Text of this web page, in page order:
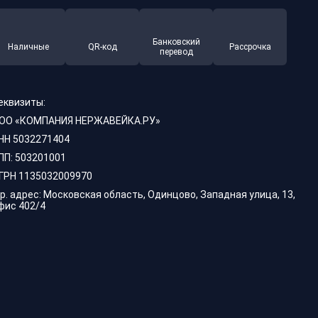
Наличные QR-код
Банковский
перевод
Рассрочка
«КОМПАНИЯ НЕРЖАВЕЙКА.РУ»
5032271404
503201001
1135032009970
адрес: Московская область, Одинцово, Западная улица, 13,
402/4